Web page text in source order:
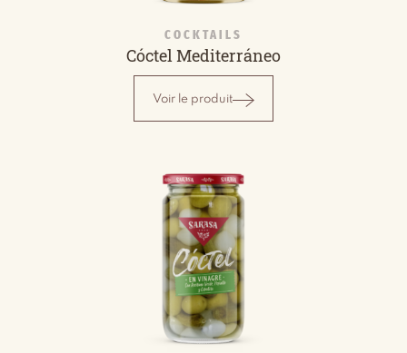
COCKTAILS
Cóctel Mediterráneo
Voir le produit